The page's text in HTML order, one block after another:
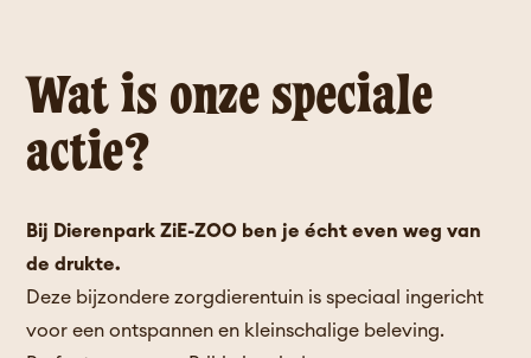
Wat is onze speciale
actie?
Bij Dierenpark ZiE-ZOO ben je écht even weg van
de drukte.
Deze bijzondere zorgdierentuin is speciaal ingericht
voor een ontspannen en kleinschalige beleving.